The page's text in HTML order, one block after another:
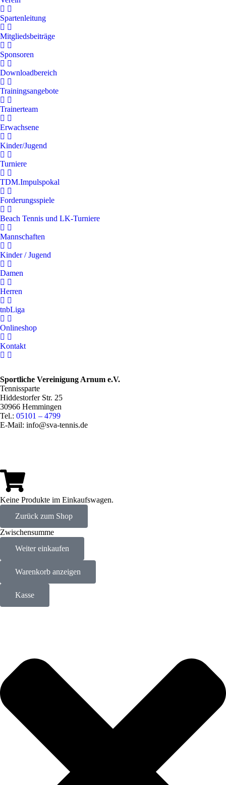
Spartenleitung
Mitgliedsbeiträge
Sponsoren
Downloadbereich
Trainingsangebote
Trainerteam
Erwachsene
Kinder/Jugend
Turniere
TDM.Impulspokal
Forderungsspiele
Beach Tennis und LK-Turniere
Mannschaften
Kinder / Jugend
Damen
Herren
tnbLiga
Onlineshop
Kontakt
Sportliche Vereinigung Arnum e.V.
Tennissparte
Hiddestorfer Str. 25
30966 Hemmingen
Tel.: 05101 – 4799
E-Mail: info@sva-tennis.de
Keine Produkte im Einkaufswagen.
Zurück zum Shop
Zwischensumme
Weiter einkaufen
Warenkorb anzeigen
Kasse